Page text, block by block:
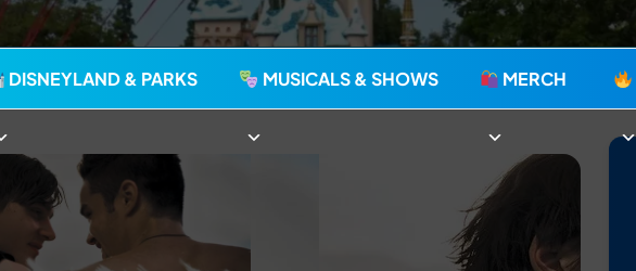
seit 2006
DISNEYLAND & PARKS MUSICALS & SHOWS MERCH